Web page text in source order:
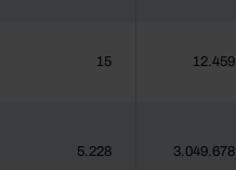
15 12.459
5.228 3.049.678